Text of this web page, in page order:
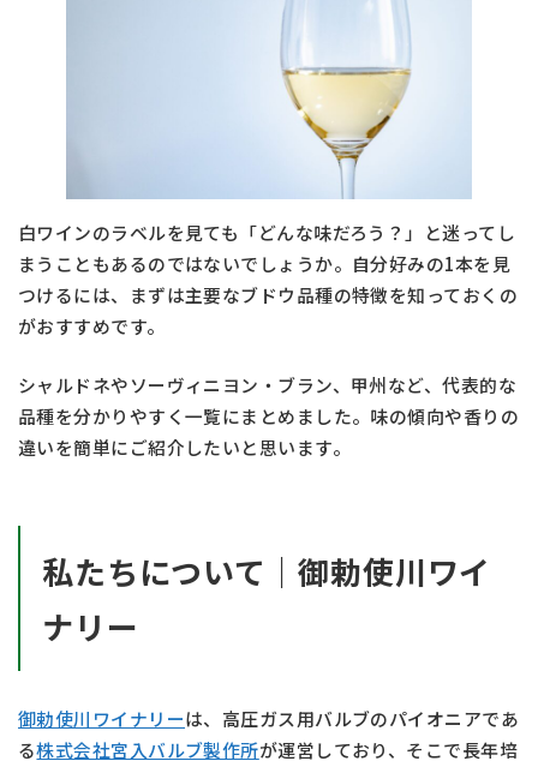
白ワインのラベルを見ても「どんな味だろう？」と迷ってし
まうこともあるのではないでしょうか。自分好みの1本を見
つけるには、まずは主要なブドウ品種の特徴を知っておくの
がおすすめです。
シャルドネやソーヴィニヨン・ブラン、甲州など、代表的な
品種を分かりやすく一覧にまとめました。味の傾向や香りの
違いを簡単にご紹介したいと思います。
私たちについて｜御勅使川ワイ
ナリー
御勅使川ワイナリーは、高圧ガス用バルブのパイオニアであ
る株式会社宮入バルブ製作所が運営しており、そこで長年培